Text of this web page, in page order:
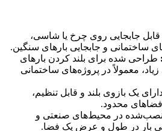
قابل جابجایی روی چرخ یا شاسی،
ساختمانی و جابجایی بارهای سنگین.
طراحی شده برای بلند کردن بارهای
معمولاً در پروژه‌های ساختمانی
یک بازوی بلند و قابل تنظیم،
محدود.
نصب‌شده در محیط‌های صنعتی و
بار در طول و عرض یک فضا.